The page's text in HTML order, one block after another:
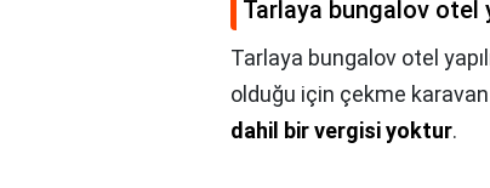
Tarlaya bungalov otel
Tarlaya bungalov otel
olduğu için çekme
dahil bir vergisi yoktur.